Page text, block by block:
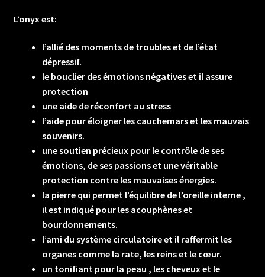
L’onyx est:
l’allié des moments de troubles et de l’état
dépressif.
le bouclier des émotions négatives et il assure
protection
une aide de réconfort au stress
l’aide pour éloigner les cauchemars et les mauvais
souvenirs.
une soutien précieux pour le contrôle de ses
émotions, de ses passions et une véritable
protection contre les mauvaises énergies.
la pierre qui permet l’équilibre de l’oreille interne ,
il est indiqué pour les acouphènes et
bourdonnements.
l’ami du système circulatoire et il raffermit les
organes comme la rate, les reins et le cœur.
un tonifiant pour la peau , les cheveux et le